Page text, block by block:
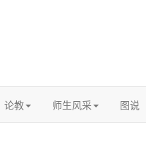
论教 师生风采 图说